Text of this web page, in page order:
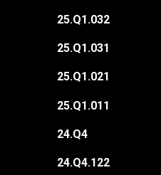
25.Q1.032
25.Q1.031
25.Q1.021
25.Q1.011
24.Q4
24.Q4.122